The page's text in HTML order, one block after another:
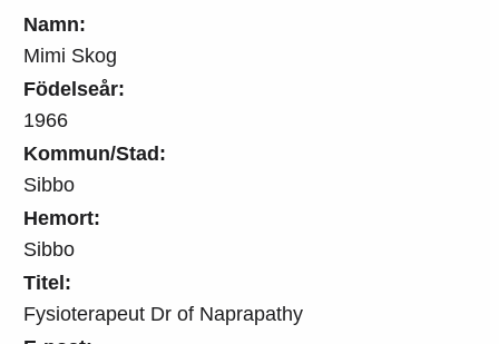
Namn:
Mimi Skog
Födelseår:
1966
Kommun/Stad:
Sibbo
Hemort:
Sibbo
Titel:
Fysioterapeut Dr of Naprapathy